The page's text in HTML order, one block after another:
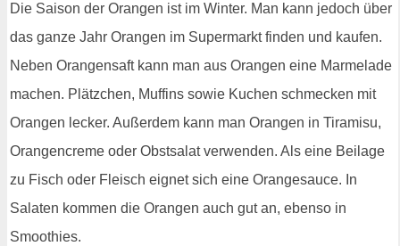
Die Saison der Orangen ist im Winter. Man kann jedoch über
das ganze Jahr Orangen im Supermarkt finden und kaufen.
Neben Orangensaft kann man aus Orangen eine Marmelade
machen. Plätzchen, Muffins sowie Kuchen schmecken mit
Orangen lecker. Außerdem kann man Orangen in Tiramisu,
Orangencreme oder Obstsalat verwenden. Als eine Beilage
zu Fisch oder Fleisch eignet sich eine Orangesauce. In
Salaten kommen die Orangen auch gut an, ebenso in
Smoothies.